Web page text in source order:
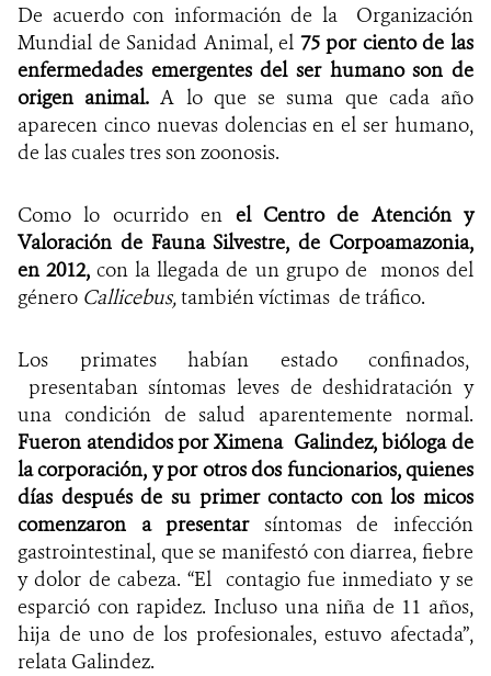
De acuerdo con información de la Organización
Mundial de Sanidad Animal, el 75 por ciento de las
enfermedades emergentes del ser humano son de
origen animal. A lo que se suma que cada año
aparecen cinco nuevas dolencias en el ser humano,
de las cuales tres son zoonosis.
Como lo ocurrido en el Centro de Atención y
Valoración de Fauna Silvestre, de Corpoamazonia,
en 2012, con la llegada de un grupo de monos del
género Callicebus,también víctimas de tráfico.
Los primates habían estado confinados,
presentaban síntomas leves de deshidratación y
una condición de salud aparentemente normal.
Fueron atendidos por Ximena Galindez, bióloga de
la corporación, y por otros dos funcionarios, quienes
días después de su primer contacto con los micos
comenzaron a presentarsíntomas de infección
gastrointestinal, que se manifestó con diarrea, fiebre
y dolor de cabeza. “El contagio fue inmediato y se
esparció con rapidez. Incluso una niña de 11 años,
hija de uno de los profesionales, estuvo afectada”,
relata Galindez.